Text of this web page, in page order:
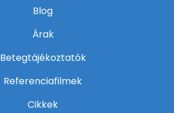
Blog
Árak
Betegtájékoztatók
Referenciafilmek
Cikkek